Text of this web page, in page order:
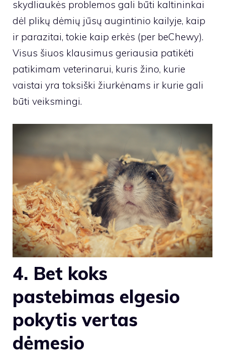
skydliaukės problemos gali būti kaltininkai
dėl plikų dėmių jūsų augintinio kailyje, kaip
ir parazitai, tokie kaip erkės (per beChewy).
Visus šiuos klausimus geriausia patikėti
patikimam veterinarui, kuris žino, kurie
vaistai yra toksiški žiurkėnams ir kurie gali
būti veiksmingi.
4. Bet koks
pastebimas elgesio
pokytis vertas
dėmesio